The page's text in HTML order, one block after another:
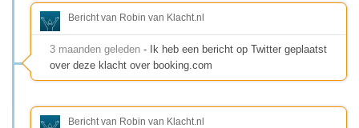
Bericht van Robin van Klacht.nl
3 maanden geleden - Ik heb een bericht op Twitter geplaatst
over deze klacht over booking.com
Bericht van Robin van Klacht.nl